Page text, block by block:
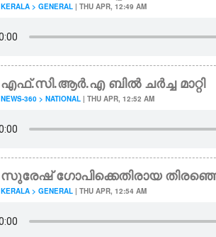
KERALA > GENERAL| THU APR, 12:49 AM
എഫ്.സി.ആർ.എ ബിൽ ചർച്ച മാറ്റി
NEWS-360 > NATIONAL| THU APR, 12:52 AM
സുരേഷ് ഗോപിക്കെതിരായ
KERALA > GENERAL| THU APR, 12:54 AM